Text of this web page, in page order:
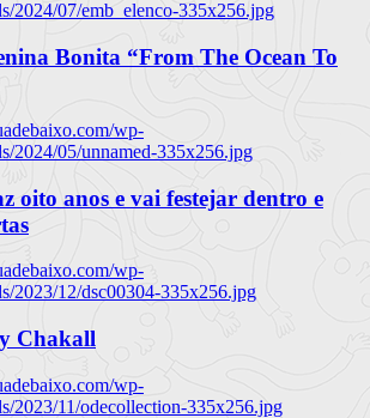
2024/07/emb_elenco-335x256.jpg
Bonita “From The Ocean To
wp-
2024/05/unnamed-335x256.jpg
oito anos e vai festejar dentro e
wp-
2023/12/dsc00304-335x256.jpg
Chakall
wp-
2023/11/odecollection-335x256.jpg